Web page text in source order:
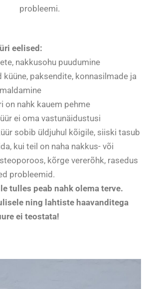
probleemi.
eelised:
nakkusohu puudumine
küüne, paksendite, konnasilmade ja
on nahk kauem pehme
ei oma vastunäidustusi
sobib üldjuhul kõigile, siiski tasub
kui teil on naha nakkus- või
kõrge vererõhk, rasedus
probleemid.
tulles peab nahk olema terve.
ning lahtiste haavanditega
ei teostata!